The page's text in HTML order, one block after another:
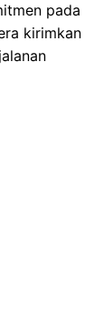
pada
kirimkan